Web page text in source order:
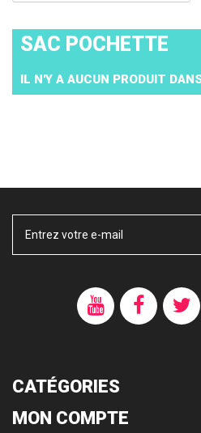
SAC POCHETTE
IL N'Y A AUCUN PRODUIT
CATÉGORIES
MON COMPTE